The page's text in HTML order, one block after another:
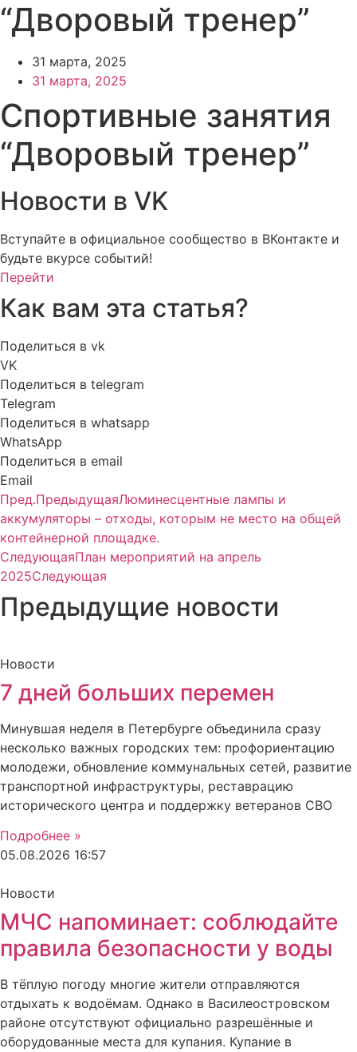
“Дворовый тренер”
31 марта, 2025
31 марта, 2025
Спортивные занятия
“Дворовый тренер”
Новости в VK
Вступайте в официальное сообщество в ВКонтакте и
будьте вкурсе событий!
Перейти
Как вам эта статья?
Поделиться в vk
VK
Поделиться в telegram
Telegram
Поделиться в whatsapp
WhatsApp
Поделиться в email
Email
Пред.ПредыдущаяЛюминесцентные лампы и
аккумуляторы – отходы, которым не место на общей
контейнерной площадке.
СледующаяПлан мероприятий на апрель
2025Следующая
Предыдущие новости
Новости
7 дней больших перемен
Минувшая неделя в Петербурге объединила сразу
несколько важных городских тем: профориентацию
молодежи, обновление коммунальных сетей, развитие
транспортной инфраструктуры, реставрацию
исторического центра и поддержку ветеранов СВО
Подробнее »
05.08.2026 16:57
Новости
МЧС напоминает: соблюдайте
правила безопасности у воды
В тёплую погоду многие жители отправляются
отдыхать к водоёмам. Однако в Василеостровском
районе отсутствуют официально разрешённые и
оборудованные места для купания. Купание в